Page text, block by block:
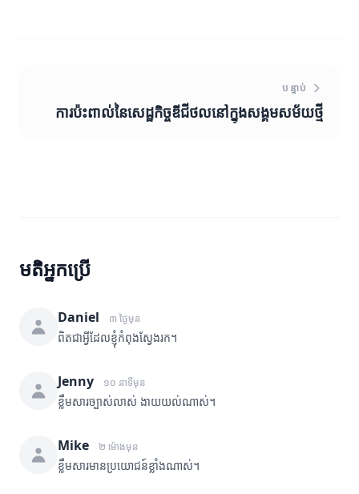
បន្ទាប់
ការប៉ះពាល់នៃសេដ្ឋកិច្ចឌីជីថលនៅក្នុងសង្គមសម័យថ្មី
មតិអ្នកប្រើ
Daniel ៣ ថ្ងៃមុន
ពិតជាអ្វីដែលខ្ញុំកំពុងស្វែងរក។
Jenny ១០ នាទីមុន
ខ្លឹមសារច្បាស់លាស់ ងាយយល់ណាស់។
Mike ២ ម៉ោងមុន
ខ្លឹមសារមានប្រយោជន៍ខ្លាំងណាស់។